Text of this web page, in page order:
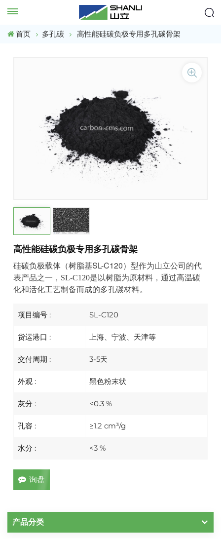
首页 多孔碳 高性能硅碳负极专用多孔碳骨架
高性能硅碳负极专用多孔碳骨架
硅碳负极载体（树脂基SL-C120）型作为山立公司的代
表产品之一， SL-C120是以树脂为原材料，通过高温碳
化和活化工艺制备而成的多孔碳材料。
项目编号 : SL-C120
货运港口 : 上海、宁波、天津等
交付周期 : 3-5天
外观 : 黑色粉末状
灰分 : <0.3 %
孔容 : ≥1.2 cm³/g
水分 : <3 %
询盘
产品分类